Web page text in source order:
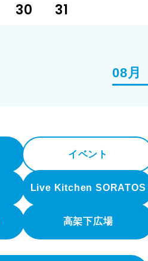
30 31
08月
イベント
Live Kitchen SORATOS
高架下広場